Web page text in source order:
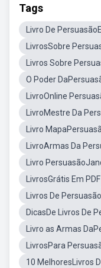
Tags
Livro De
LivrosSobre
Livros Sobre
O Poder
LivroOnline
LivroMestre Da
Livro
LivroArmas Da
Livro
LivrosGrátis Em PDF
Livros De
DicasDe Livros De
Livro as Armas
LivrosPara
10 MelhoresLivros